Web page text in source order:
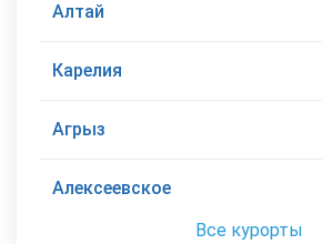
Алтай
Карелия
Агрыз
Алексеевское
Все курорты